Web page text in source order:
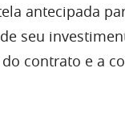
antecipada
seu
contrato e a